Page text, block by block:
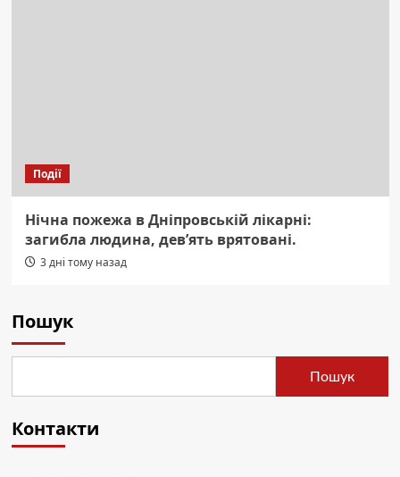
Події
Нічна пожежа в Дніпровській лікарні:
загибла людина, дев’ять врятовані.
3 дні тому назад
Пошук
Пошук
Контакти